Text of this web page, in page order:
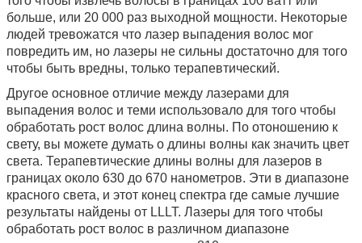
больше, или 20 000 раз выходной мощности. Некоторые
людей тревожатся что лазер выпадения волос мог
повредить им, но лазеры не сильны достаточно для того
чтобы быть вредны, только терапевтический.
Другое основное отличие между лазерами для
выпадения волос и теми использовало для того чтобы
обработать рост волос длина волны. По отоношению к
свету, вы можете думать о длины волны как значить цвет
света. Терапевтические длины волны для лазеров в
границах около 630 до 670 нанометров. Эти в диапазоне
красного света, и этот конец спектра где самые лучшие
результаты найдены от LLLT. Лазеры для того чтобы
обработать рост волос в различном диапазоне